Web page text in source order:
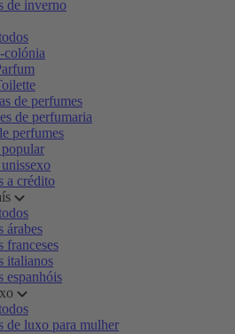
de inverno
colónia
de perfumes
de perfumaria
perfumes
a crédito
árabes
franceses
italianos
espanhóis
de luxo para mulher